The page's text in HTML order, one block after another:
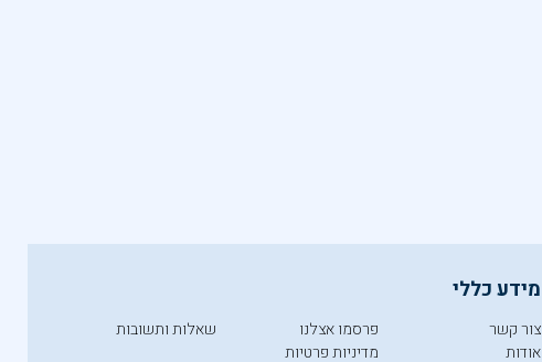
מידע כללי
צור קשר
אודות
פרסמו אצלנו
מדיניות פרטיות
שאלות ותשובות